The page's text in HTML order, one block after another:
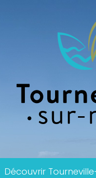
Découvrir